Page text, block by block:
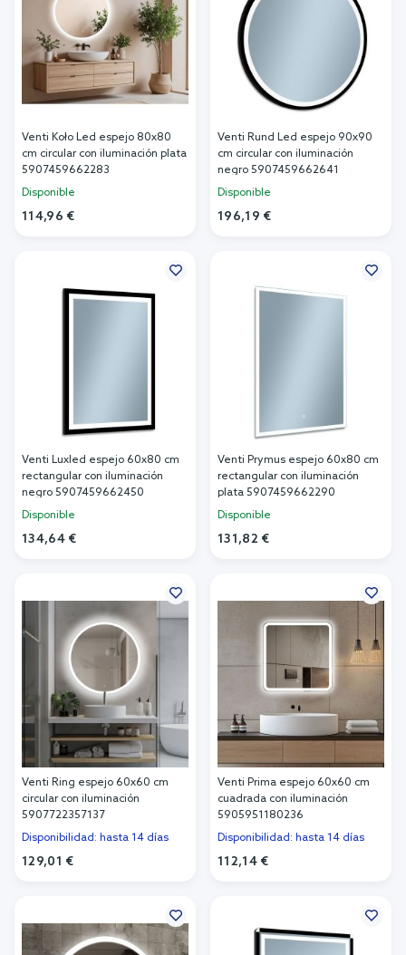
Venti Koło Led espejo 80x80
cm circular con iluminación plata
5907459662283
Disponible
114,96 €
Venti Rund Led espejo 90x90
cm circular con iluminación
negro 5907459662641
Disponible
196,19 €
Venti Luxled espejo 60x80 cm
rectangular con iluminación
negro 5907459662450
Disponible
134,64 €
Venti Prymus espejo 60x80 cm
rectangular con iluminación
plata 5907459662290
Disponible
131,82 €
Venti Ring espejo 60x60 cm
circular con iluminación
5907722357137
Disponibilidad: hasta 14 días
129,01 €
Venti Prima espejo 60x60 cm
cuadrada con iluminación
5905951180236
Disponibilidad: hasta 14 días
112,14 €